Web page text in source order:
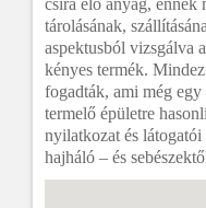
csíra élő anyag, ennek
tárolásának,
aspektusból vizsgálva
kényes termék.
fogadták, ami még
termelő épületre
nyilatkozat és látogatói
hajháló – és